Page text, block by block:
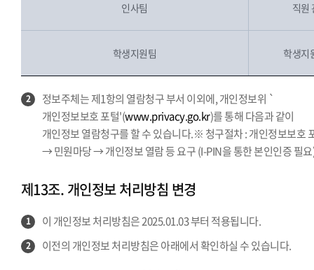
인사팀 직원
학생지원팀 학생지
2
정보주체는 제1항의 열람청구 부서 이외에, 개인정보위 `
개인정보보호 포털'(www.privacy.go.kr)를 통해 다음과 같이
개인정보 열람청구를 할 수 있습니다.※ 청구절차 : 개인정보보호
→ 민원마당 → 개인정보 열람 등 요구 (I-PIN을 통한 본인인증 필
제13조. 개인정보 처리방침 변경
1 이 개인정보 처리방침은 2025.01.03 부터 적용됩니다.
2
이전의 개인정보 처리방침은 아래에서 확인하실 수 있습니다.